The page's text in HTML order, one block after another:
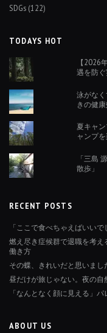
SDGs (122)
TODAYS HOT
【2026
遇を防
泳がな
きの健康
夏キャ
ャンプ
「三島
散歩」
RECENT POSTS
「ここで食べちゃえばいい
燃え尽き症候群で退職を考
働き方
その蝶、きれいだと思いまし
昼だけが旅じゃない。夜の自
「なんとなく顔に見える」
ABOUT US